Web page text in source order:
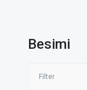
Besimi